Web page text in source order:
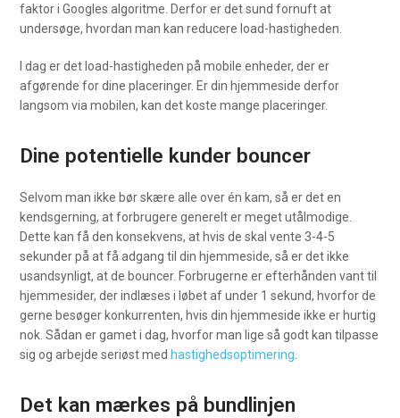
faktor i Googles algoritme. Derfor er det sund fornuft at
undersøge, hvordan man kan reducere load-hastigheden.
I dag er det load-hastigheden på mobile enheder, der er
afgørende for dine placeringer. Er din hjemmeside derfor
langsom via mobilen, kan det koste mange placeringer.
Dine potentielle kunder bouncer
Selvom man ikke bør skære alle over én kam, så er det en
kendsgerning, at forbrugere generelt er meget utålmodige.
Dette kan få den konsekvens, at hvis de skal vente 3-4-5
sekunder på at få adgang til din hjemmeside, så er det ikke
usandsynligt, at de bouncer. Forbrugerne er efterhånden vant til
hjemmesider, der indlæses i løbet af under 1 sekund, hvorfor de
gerne besøger konkurrenten, hvis din hjemmeside ikke er hurtig
nok. Sådan er gamet i dag, hvorfor man lige så godt kan tilpasse
sig og arbejde seriøst med hastighedsoptimering
Det kan mærkes på bundlinjen